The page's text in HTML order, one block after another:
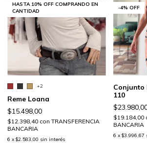
HASTA 10% OFF COMPRANDO EN
CANTIDAD
+2
Reme Loana
$15.498,00
$12.398,40 con TRANSFERENCIA
BANCARIA
6 x $2.583,00 sin interés
-4% OFF
Conjunto
110
$19.184,00
BANCARIA
6 x $3.996,67